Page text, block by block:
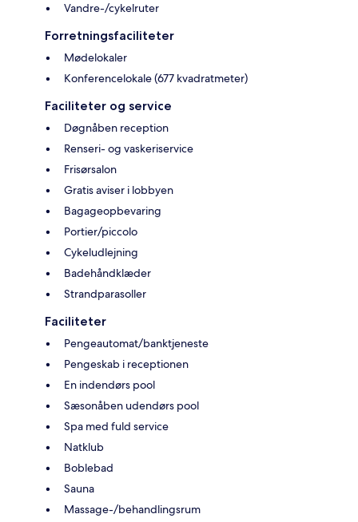
Vandre-/cykelruter
Forretningsfaciliteter
Mødelokaler
Konferencelokale (677 kvadratmeter)
Faciliteter og service
Døgnåben reception
Renseri- og vaskeriservice
Frisørsalon
Gratis aviser i lobbyen
Bagageopbevaring
Portier/piccolo
Cykeludlejning
Badehåndklæder
Strandparasoller
Faciliteter
Pengeautomat/banktjeneste
Pengeskab i receptionen
En indendørs pool
Sæsonåben udendørs pool
Spa med fuld service
Natklub
Boblebad
Sauna
Massage-/behandlingsrum